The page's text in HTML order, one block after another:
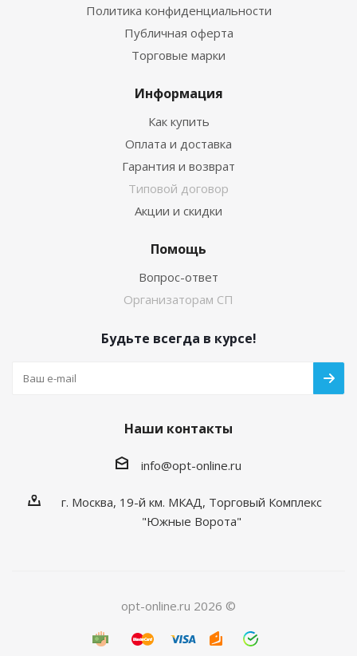
Политика конфиденциальности
Публичная оферта
Торговые марки
Информация
Как купить
Оплата и доставка
Гарантия и возврат
Типовой договор
Акции и скидки
Помощь
Вопрос-ответ
Организаторам СП
Будьте всегда в курсе!
Наши контакты
info@opt-online.ru
г. Москва, 19-й км. МКАД, Торговый Комплекс
"Южные Ворота"
opt-online.ru 2026 ©